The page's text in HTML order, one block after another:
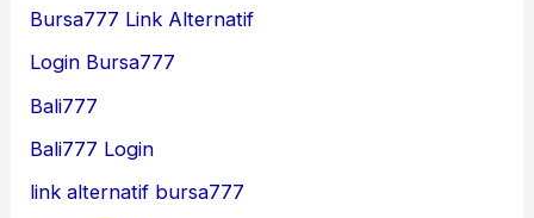
Bursa777 Link Alternatif
Login Bursa777
Bali777
Bali777 Login
link alternatif bursa777